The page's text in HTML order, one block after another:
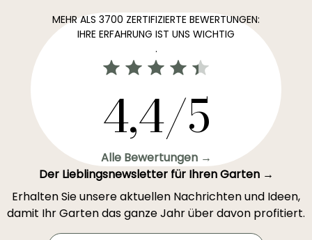
MEHR ALS 3700 ZERTIFIZIERTE BEWERTUNGEN:
IHRE ERFAHRUNG IST UNS WICHTIG
.
4,4/5
Alle Bewertungen →
Der Lieblingsnewsletter für Ihren Garten →
Erhalten Sie unsere aktuellen Nachrichten und Ideen,
damit Ihr Garten das ganze Jahr über davon profitiert.